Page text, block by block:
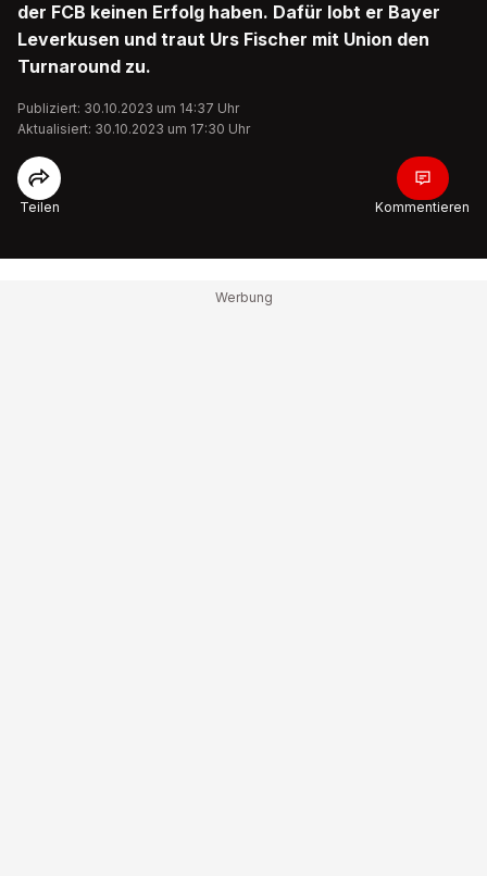
der FCB keinen Erfolg haben. Dafür lobt er Bayer
Leverkusen und traut Urs Fischer mit Union den
Turnaround zu.
Publiziert: 30.10.2023 um 14:37 Uhr
Aktualisiert: 30.10.2023 um 17:30 Uhr
Teilen Kommentieren